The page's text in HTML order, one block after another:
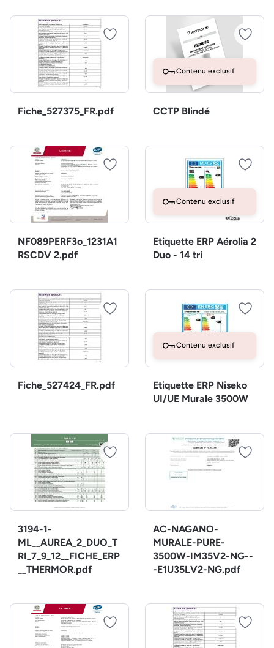
Fiche_527375_FR.pdf
Contenu exclusif
CCTP Blindé
NF089PERF3o_1231A1
RSCDV 2.pdf
Contenu exclusif
Etiquette ERP Aérolia 2
Duo - 14 tri
Fiche_527424_FR.pdf
Contenu exclusif
Etiquette ERP Niseko
UI/UE Murale 3500W
3194-1-
ML__AUREA_2_DUO_T
RI_7_9_12__FICHE_ERP
__THERMOR.pdf
AC-NAGANO-
MURALE-PURE-
3500W-IM35V2-NG--
-E1U35LV2-NG.pdf